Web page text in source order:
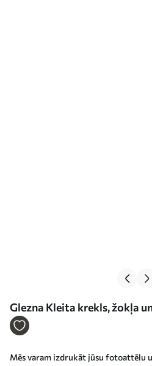
Glezna Kleita krekls, žokļa
Mēs varam izdrukāt jūsu fotoattēlu